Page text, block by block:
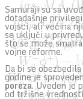
Samuraji su sa
dotadašnje
vojsci, ali većina
se uključi u
što se može
vojne reforme.
Da bi se
godine je
poreza. Uveden je
od tržišne